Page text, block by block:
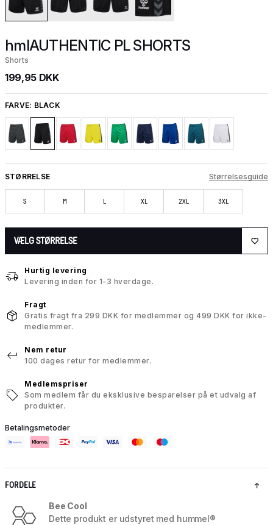
hmlAUTHENTIC PL SHORTS
Shorts
199,95 DKK
FARVE: BLACK
STØRRELSE Størrelsesguide
S M L XL 2XL 3XL
VÆLG STØRRELSE
Hurtig levering
Levering inden for 1-3 hverdage.
Fragt
Gratis fragt fra 299 DKK for medlemmer og 499 DKK for ikke-
medlemmer.
Nem retur
100 dages retur for medlemmer.
Medlemspriser
Som medlem får du eksklusive besparelser på et udvalg af
produkter.
Betalingsmetoder
FORDELE
Bee Cool
Dette produkt er udstyret med hummel®